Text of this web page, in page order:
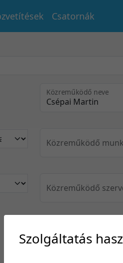
Csatornák
Közreműködő neve
Közreműködő
Közreműködő
Szolgáltatás